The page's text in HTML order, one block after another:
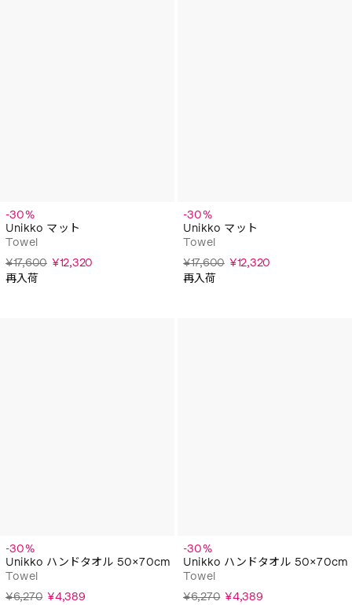
-30%
Unikko マット
Towel
¥17,600 ¥12,320
再入荷
-30%
Unikko マット
Towel
¥17,600 ¥12,320
再入荷
-30%
Unikko ハンドタオル 50×70cm
Towel
¥6,270 ¥4,389
-30%
Unikko ハンドタオル 50×70cm
Towel
¥6,270 ¥4,389